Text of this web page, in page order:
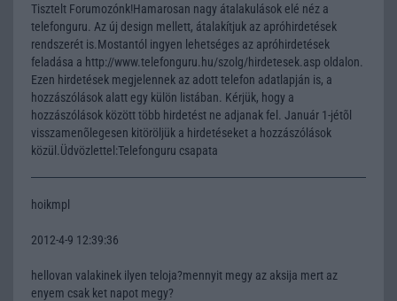
Tisztelt Forumozónk!Hamarosan nagy átalakulások elé néz a
telefonguru. Az új design mellett, átalakítjuk az apróhirdetések
rendszerét is.Mostantól ingyen lehetséges az apróhirdetések
feladása a http://www.telefonguru.hu/szolg/hirdetesek.asp oldalon.
Ezen hirdetések megjelennek az adott telefon adatlapján is, a
hozzászólások alatt egy külön listában. Kérjük, hogy a
hozzászólások között több hirdetést ne adjanak fel. Január 1-jétõl
visszamenõlegesen kitöröljük a hirdetéseket a hozzászólások
közül.Üdvözlettel:Telefonguru csapata
hoikmpl
2012-4-9 12:39:36
hellovan valakinek ilyen teloja?mennyit megy az aksija mert az
enyem csak ket napot megy?